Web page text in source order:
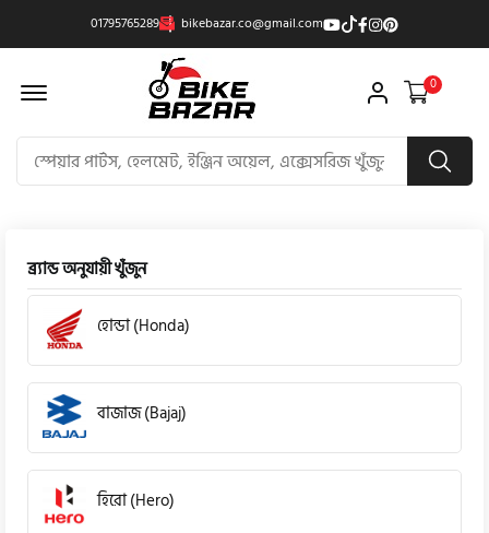
01795765289 bikebazar.co@gmail.com
Offcanvas Menu Open 0
ব্র্যান্ড অনুযায়ী খুঁজুন
হোন্ডা (Honda)
বাজাজ (Bajaj)
হিরো (Hero)